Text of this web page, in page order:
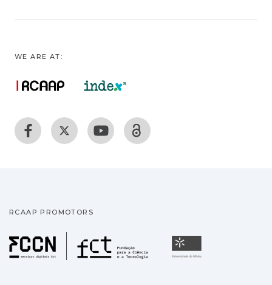
WE ARE AT:
RCAAP PROMOTORS
Fundação para a